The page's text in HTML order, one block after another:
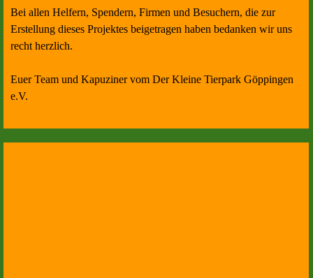
Bei allen Helfern, Spendern, Firmen und Besuchern, die zur
Erstellung dieses Projektes beigetragen haben bedanken wir uns
recht herzlich.
Euer Team und Kapuziner vom Der Kleine Tierpark Göppingen
e.V.